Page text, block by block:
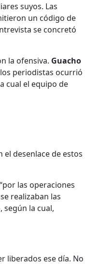
suyos. Las
un código de
se concretó
la ofensiva. Guacho
periodistas ocurrió
cual el equipo de
desenlace de estos
las operaciones
realizaban las
según la cual,
liberados ese día. No